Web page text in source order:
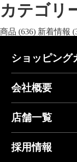
カテゴリ
商品 (636) 新着情報
ショッピング
会社概要
店舗一覧
採用情報